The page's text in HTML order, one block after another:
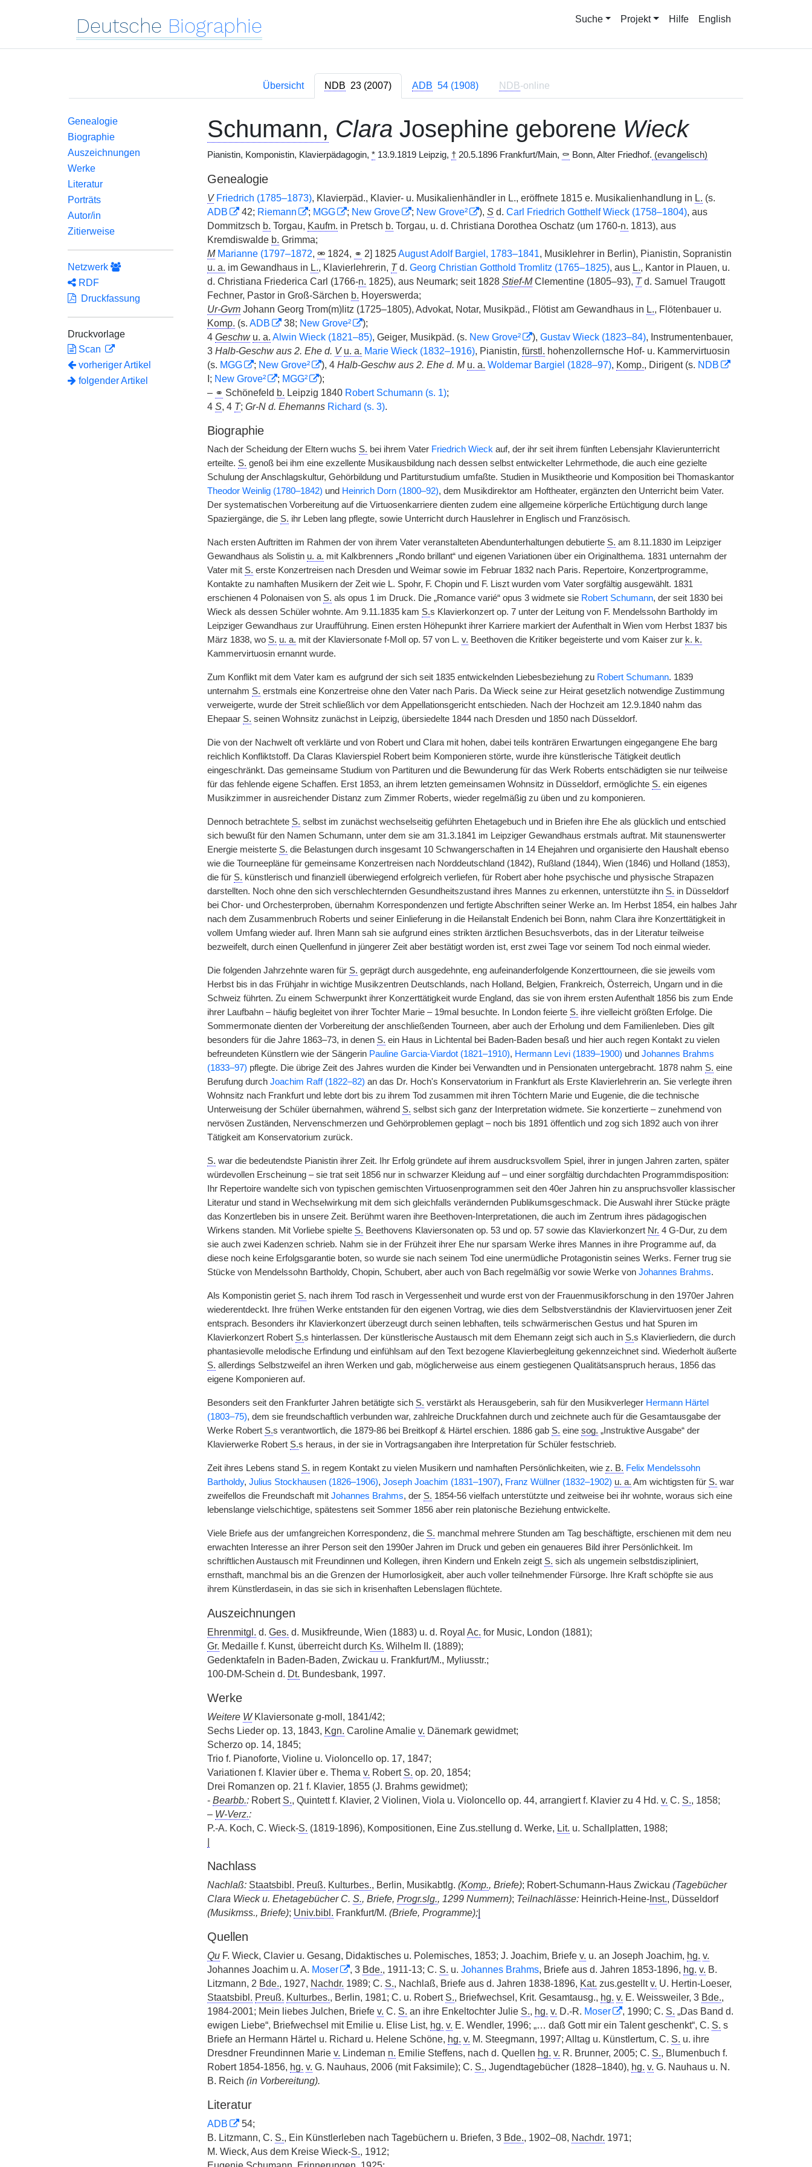
Deutsche Biographie Suche Projekt Hilfe English
Übersicht NDB 23 (2007) ADB 54 (1908) NDB-online
Genealogie
Biographie
Auszeichnungen
Werke
Literatur
Porträts
Autor/in
Zitierweise
Netzwerk
RDF
Druckfassung
Druckvorlage
Scan
vorheriger Artikel
folgender Artikel
Schumann, Clara Josephine geborene Wieck
Pianistin, Komponistin, Klavierpädagogin, *13.9.1819 Leipzig, †20.5.1896 Frankfurt/Main, ⚰ Bonn, Alter Friedhof. (evangelisch)
Genealogie
V Friedrich (1785–1873), Klavierpäd., Klavier- u. Musikalienhändler in L., eröffnete 1815 e. Musikalienhandlung in L. (s.
ADB
42; Riemann ; MGG ; New Grove ; New Grove² ), Sd. Carl Friedrich Gotthelf Wieck (1758–1804), aus
Dommitzsch b. Torgau, Kaufm. in Pretsch b. Torgau, u. d. Christiana Dorothea Oschatz (um 1760-n. 1813), aus
Kremdiswalde b. Grimma;
M Marianne (1797–1872, ⚮1824, ⚭ 2] 1825August Adolf Bargiel, 1783–1841, Musiklehrer in Berlin), Pianistin, Sopranistin
u. a. im Gewandhaus in L., Klavierlehrerin, Td. Georg Christian Gotthold Tromlitz (1765–1825), aus L., Kantor in Plauen, u.
d. Christiana Friederica Carl (1766-n. 1825), aus Neumark; seit 1828 Stief-MClementine (1805–93), Td. Samuel Traugott
Fechner, Pastor in Groß-Särchen b. Hoyerswerda;
Ur-GvmJohann Georg Trom(m)litz (1725–1805), Advokat, Notar, Musikpäd., Flötist am Gewandhaus in L., Flötenbauer u.
Komp. (s. ADB 38; New Grove²
);
4 Geschw u. a. Alwin Wieck (1821–85), Geiger, Musikpäd. (s. New Grove² ), Gustav Wieck (1823–84), Instrumentenbauer,
3 Halb-Geschw aus 2. Ehe d. V u. a. Marie Wieck (1832–1916), Pianistin, fürstl. hohenzollernsche Hof- u. Kammervirtuosin
(s. MGG ; New Grove² ), 4 Halb-Geschw aus 2. Ehe d. M u. a. Woldemar Bargiel (1828–97), Komp., Dirigent (s. NDB
I; New Grove² ; MGG²
);
– ⚭ Schönefeld b. Leipzig 1840 Robert Schumann (s. 1);
4 S, 4 T; Gr-N d. Ehemanns Richard (s. 3).
Biographie
Nach der Scheidung der Eltern wuchs S. bei ihrem Vater Friedrich Wieck auf, der ihr seit ihrem fünften Lebensjahr Klavierunterricht
erteilte. S. genoß bei ihm eine exzellente Musikausbildung nach dessen selbst entwickelter Lehrmethode, die auch eine gezielte
Schulung der Anschlagskultur, Gehörbildung und Partiturstudium umfaßte. Studien in Musiktheorie und Komposition bei Thomaskantor
Theodor Weinlig (1780–1842) und Heinrich Dorn (1800–92), dem Musikdirektor am Hoftheater, ergänzten den Unterricht beim Vater.
Der systematischen Vorbereitung auf die Virtuosenkarriere dienten zudem eine allgemeine körperliche Ertüchtigung durch lange
Spaziergänge, die S. ihr Leben lang pflegte, sowie Unterricht durch Hauslehrer in Englisch und Französisch.
Nach ersten Auftritten im Rahmen der von ihrem Vater veranstalteten Abendunterhaltungen debutierte S. am 8.11.1830 im Leipziger
Gewandhaus als Solistin u. a. mit Kalkbrenners „Rondo brillant“ und eigenen Variationen über ein Originalthema. 1831 unternahm der
Vater mit S. erste Konzertreisen nach Dresden und Weimar sowie im Februar 1832 nach Paris. Repertoire, Konzertprogramme,
Kontakte zu namhaften Musikern der Zeit wie L. Spohr, F. Chopin und F. Liszt wurden vom Vater sorgfältig ausgewählt. 1831
erschienen 4 Polonaisen von S. als opus 1 im Druck. Die „Romance varié“ opus 3 widmete sie Robert Schumann, der seit 1830 bei
Wieck als dessen Schüler wohnte. Am 9.11.1835 kam S.s Klavierkonzert op. 7 unter der Leitung von F. Mendelssohn Bartholdy im
Leipziger Gewandhaus zur Uraufführung. Einen ersten Höhepunkt ihrer Karriere markiert der Aufenthalt in Wien vom Herbst 1837 bis
März 1838, wo S. u. a. mit der Klaviersonate f-Moll op. 57 von L. v. Beethoven die Kritiker begeisterte und vom Kaiser zur k. k.
Kammervirtuosin ernannt wurde.
Zum Konflikt mit dem Vater kam es aufgrund der sich seit 1835 entwickelnden Liebesbeziehung zu Robert Schumann. 1839
unternahm S. erstmals eine Konzertreise ohne den Vater nach Paris. Da Wieck seine zur Heirat gesetzlich notwendige Zustimmung
verweigerte, wurde der Streit schließlich vor dem Appellationsgericht entschieden. Nach der Hochzeit am 12.9.1840 nahm das
Ehepaar S. seinen Wohnsitz zunächst in Leipzig, übersiedelte 1844 nach Dresden und 1850 nach Düsseldorf.
Die von der Nachwelt oft verklärte und von Robert und Clara mit hohen, dabei teils konträren Erwartungen eingegangene Ehe barg
reichlich Konfliktstoff. Da Claras Klavierspiel Robert beim Komponieren störte, wurde ihre künstlerische Tätigkeit deutlich
eingeschränkt. Das gemeinsame Studium von Partituren und die Bewunderung für das Werk Roberts entschädigten sie nur teilweise
für das fehlende eigene Schaffen. Erst 1853, an ihrem letzten gemeinsamen Wohnsitz in Düsseldorf, ermöglichte S. ein eigenes
Musikzimmer in ausreichender Distanz zum Zimmer Roberts, wieder regelmäßig zu üben und zu komponieren.
Dennoch betrachtete S. selbst im zunächst wechselseitig geführten Ehetagebuch und in Briefen ihre Ehe als glücklich und entschied
sich bewußt für den Namen Schumann, unter dem sie am 31.3.1841 im Leipziger Gewandhaus erstmals auftrat. Mit staunenswerter
Energie meisterte S. die Belastungen durch insgesamt 10 Schwangerschaften in 14 Ehejahren und organisierte den Haushalt ebenso
wie die Tourneepläne für gemeinsame Konzertreisen nach Norddeutschland (1842), Rußland (1844), Wien (1846) und Holland (1853),
die für S. künstlerisch und finanziell überwiegend erfolgreich verliefen, für Robert aber hohe psychische und physische Strapazen
darstellten. Noch ohne den sich verschlechternden Gesundheitszustand ihres Mannes zu erkennen, unterstützte ihn S. in Düsseldorf
bei Chor- und Orchesterproben, übernahm Korrespondenzen und fertigte Abschriften seiner Werke an. Im Herbst 1854, ein halbes Jahr
nach dem Zusammenbruch Roberts und seiner Einlieferung in die Heilanstalt Endenich bei Bonn, nahm Clara ihre Konzerttätigkeit in
vollem Umfang wieder auf. Ihren Mann sah sie aufgrund eines strikten ärztlichen Besuchsverbots, das in der Literatur teilweise
bezweifelt, durch einen Quellenfund in jüngerer Zeit aber bestätigt worden ist, erst zwei Tage vor seinem Tod noch einmal wieder.
Die folgenden Jahrzehnte waren für S. geprägt durch ausgedehnte, eng aufeinanderfolgende Konzerttourneen, die sie jeweils vom
Herbst bis in das Frühjahr in wichtige Musikzentren Deutschlands, nach Holland, Belgien, Frankreich, Österreich, Ungarn und in die
Schweiz führten. Zu einem Schwerpunkt ihrer Konzerttätigkeit wurde England, das sie von ihrem ersten Aufenthalt 1856 bis zum Ende
ihrer Laufbahn – häufig begleitet von ihrer Tochter Marie – 19mal besuchte. In London feierte S. ihre vielleicht größten Erfolge. Die
Sommermonate dienten der Vorbereitung der anschließenden Tourneen, aber auch der Erholung und dem Familienleben. Dies gilt
besonders für die Jahre 1863–73, in denen S. ein Haus in Lichtental bei Baden-Baden besaß und hier auch regen Kontakt zu vielen
befreundeten Künstlern wie der Sängerin Pauline Garcia-Viardot (1821–1910), Hermann Levi (1839–1900) und Johannes Brahms
(1833–97) pflegte. Die übrige Zeit des Jahres wurden die Kinder bei Verwandten und in Pensionaten untergebracht. 1878 nahm S. eine
Berufung durch Joachim Raff (1822–82) an das Dr. Hoch's Konservatorium in Frankfurt als Erste Klavierlehrerin an. Sie verlegte ihren
Wohnsitz nach Frankfurt und lebte dort bis zu ihrem Tod zusammen mit ihren Töchtern Marie und Eugenie, die die technische
Unterweisung der Schüler übernahmen, während S. selbst sich ganz der Interpretation widmete. Sie konzertierte – zunehmend von
nervösen Zuständen, Nervenschmerzen und Gehörproblemen geplagt – noch bis 1891 öffentlich und zog sich 1892 auch von ihrer
Tätigkeit am Konservatorium zurück.
S. war die bedeutendste Pianistin ihrer Zeit. Ihr Erfolg gründete auf ihrem ausdrucksvollem Spiel, ihrer in jungen Jahren zarten, später
würdevollen Erscheinung – sie trat seit 1856 nur in schwarzer Kleidung auf – und einer sorgfältig durchdachten Programmdisposition:
Ihr Repertoire wandelte sich von typischen gemischten Virtuosenprogrammen seit den 40er Jahren hin zu anspruchsvoller klassischer
Literatur und stand in Wechselwirkung mit dem sich gleichfalls verändernden Publikumsgeschmack. Die Auswahl ihrer Stücke prägte
das Konzertleben bis in unsere Zeit. Berühmt waren ihre Beethoven-Interpretationen, die auch im Zentrum ihres pädagogischen
Wirkens standen. Mit Vorliebe spielte S. Beethovens Klaviersonaten op. 53 und op. 57 sowie das Klavierkonzert Nr. 4 G-Dur, zu dem
sie auch zwei Kadenzen schrieb. Nahm sie in der Frühzeit ihrer Ehe nur sparsam Werke ihres Mannes in ihre Programme auf, da
diese noch keine Erfolgsgarantie boten, so wurde sie nach seinem Tod eine unermüdliche Protagonistin seines Werks. Ferner trug sie
Stücke von Mendelssohn Bartholdy, Chopin, Schubert, aber auch von Bach regelmäßig vor sowie Werke von Johannes Brahms.
Als Komponistin geriet S. nach ihrem Tod rasch in Vergessenheit und wurde erst von der Frauenmusikforschung in den 1970er Jahren
wiederentdeckt. Ihre frühen Werke entstanden für den eigenen Vortrag, wie dies dem Selbstverständnis der Klaviervirtuosen jener Zeit
entsprach. Besonders ihr Klavierkonzert überzeugt durch seinen lebhaften, teils schwärmerischen Gestus und hat Spuren im
Klavierkonzert Robert S.s hinterlassen. Der künstlerische Austausch mit dem Ehemann zeigt sich auch in S.s Klavierliedern, die durch
phantasievolle melodische Erfindung und einfühlsam auf den Text bezogene Klavierbegleitung gekennzeichnet sind. Wiederholt äußerte
S. allerdings Selbstzweifel an ihren Werken und gab, möglicherweise aus einem gestiegenen Qualitätsanspruch heraus, 1856 das
eigene Komponieren auf.
Besonders seit den Frankfurter Jahren betätigte sich S. verstärkt als Herausgeberin, sah für den Musikverleger Hermann Härtel
(1803–75), dem sie freundschaftlich verbunden war, zahlreiche Druckfahnen durch und zeichnete auch für die Gesamtausgabe der
Werke Robert S.s verantwortlich, die 1879-86 bei Breitkopf & Härtel erschien. 1886 gab S. eine sog. „Instruktive Ausgabe“ der
Klavierwerke Robert S.s heraus, in der sie in Vortragsangaben ihre Interpretation für Schüler festschrieb.
Zeit ihres Lebens stand S. in regem Kontakt zu vielen Musikern und namhaften Persönlichkeiten, wie z. B. Felix Mendelssohn
Bartholdy, Julius Stockhausen (1826–1906), Joseph Joachim (1831–1907), Franz Wüllner (1832–1902) u. a. Am wichtigsten für S. war
zweifellos die Freundschaft mit Johannes Brahms, der S. 1854-56 vielfach unterstützte und zeitweise bei ihr wohnte, woraus sich eine
lebenslange vielschichtige, spätestens seit Sommer 1856 aber rein platonische Beziehung entwickelte.
Viele Briefe aus der umfangreichen Korrespondenz, die S. manchmal mehrere Stunden am Tag beschäftigte, erschienen mit dem neu
erwachten Interesse an ihrer Person seit den 1990er Jahren im Druck und geben ein genaueres Bild ihrer Persönlichkeit. Im
schriftlichen Austausch mit Freundinnen und Kollegen, ihren Kindern und Enkeln zeigt S. sich als ungemein selbstdiszipliniert,
ernsthaft, manchmal bis an die Grenzen der Humorlosigkeit, aber auch voller teilnehmender Fürsorge. Ihre Kraft schöpfte sie aus
ihrem Künstlerdasein, in das sie sich in krisenhaften Lebenslagen flüchtete.
Auszeichnungen
Ehrenmitgl. d. Ges. d. Musikfreunde, Wien (1883) u. d. Royal Ac. for Music, London (1881);
Gr. Medaille f. Kunst, überreicht durch Ks. Wilhelm II. (1889);
Gedenktafeln in Baden-Baden, Zwickau u. Frankfurt/M., Myliusstr.;
100-DM-Schein d. Dt. Bundesbank, 1997.
Werke
Weitere WKlaviersonate g-moll, 1841/42;
Sechs Lieder op. 13, 1843, Kgn. Caroline Amalie v. Dänemark gewidmet;
Scherzo op. 14, 1845;
Trio f. Pianoforte, Violine u. Violoncello op. 17, 1847;
Variationen f. Klavier über e. Thema v. Robert S. op. 20, 1854;
Drei Romanzen op. 21 f. Klavier, 1855 (J. Brahms gewidmet);
- Bearbb.:Robert S., Quintett f. Klavier, 2 Violinen, Viola u. Violoncello op. 44, arrangiert f. Klavier zu 4 Hd. v. C. S., 1858;
– W-Verz.:
P.-A. Koch, C. Wieck-S. (1819-1896), Kompositionen, Eine Zus.stellung d. Werke, Lit. u. Schallplatten, 1988;
Nachlass
Nachlaß: Staatsbibl. Preuß. Kulturbes., Berlin, Musikabtlg. (Komp., Briefe); Robert-Schumann-Haus Zwickau (Tagebücher
Clara Wieck u. Ehetagebücher C. S., Briefe, Progr.slg., 1299 Nummern); Teilnachlässe:Heinrich-Heine-Inst., Düsseldorf
(Musikmss., Briefe); Univ.bibl. Frankfurt/M. (Briefe, Programme);|
Quellen
QuF. Wieck, Clavier u. Gesang, Didaktisches u. Polemisches, 1853; J. Joachim, Briefe v. u. an Joseph Joachim, hg. v.
Johannes Joachim u. A. Moser , 3 Bde., 1911-13; C. S. u. Johannes Brahms, Briefe aus d. Jahren 1853-1896, hg. v. B.
Litzmann, 2 Bde., 1927, Nachdr. 1989; C. S., Nachlaß, Briefe aus d. Jahren 1838-1896, Kat. zus.gestelltv. U. Hertin-Loeser,
Staatsbibl. Preuß. Kulturbes., Berlin, 1981; C. u. Robert S., Briefwechsel, Krit. Gesamtausg., hg. v. E. Weissweiler, 3 Bde.,
1984-2001; Mein liebes Julchen, Briefe v. C. S. an ihre Enkeltochter Julie S., hg. v. D.-R. Moser , 1990; C. S. „Das Band d.
ewigen Liebe“, Briefwechsel mit Emilie u. Elise List, hg. v. E. Wendler, 1996; „… daß Gott mir ein Talent geschenkt“, C. S. s
Briefe an Hermann Härtel u. Richard u. Helene Schöne, hg. v. M. Steegmann, 1997; Alltag u. Künstlertum, C. S. u. ihre
Dresdner Freundinnen Marie v. Lindeman n. Emilie Steffens, nach d. Quellen hg. v. R. Brunner, 2005; C. S., Blumenbuch f.
Robert 1854-1856, hg. v. G. Nauhaus, 2006 (mit Faksimile); C. S., Jugendtagebücher (1828–1840), hg. v. G. Nauhaus u. N.
B. Reich (in Vorbereitung).
Literatur
ADB
54;
B. Litzmann, C. S., Ein Künstlerleben nach Tagebüchern u. Briefen, 3 Bde., 1902–08, Nachdr. 1971;
M. Wieck, Aus dem Kreise Wieck-S., 1912;